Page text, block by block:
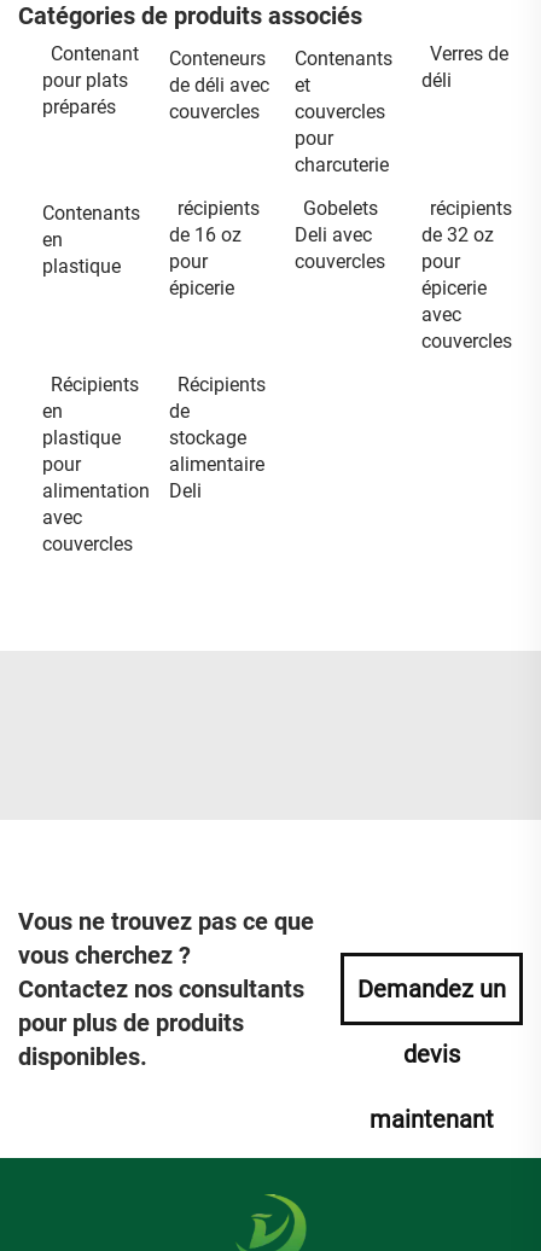
Catégories de produits associés
Contenant
pour plats
préparés
Conteneurs
de déli avec
couvercles
Contenants
et
couvercles
pour
charcuterie
Verres de
déli
Contenants
en
plastique
récipients
de 16 oz
pour
épicerie
Gobelets
Deli avec
couvercles
récipients
de 32 oz
pour
épicerie
avec
couvercles
Récipients
en
plastique
pour
alimentation
avec
couvercles
Récipients
de
stockage
alimentaire
Deli
Vous ne trouvez pas ce que
vous cherchez ?
Contactez nos consultants
pour plus de produits
disponibles.
Demandez un
devis
maintenant